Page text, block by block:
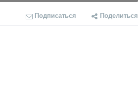
Подписаться Поделиться